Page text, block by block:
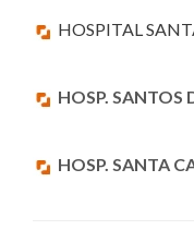
HOSPITAL
HOSP.
HOSP. SANTA